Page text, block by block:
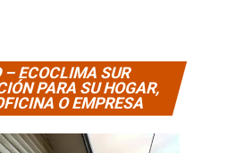
– ECOCLIMA SUR
PARA SU HOGAR,
O EMPRESA